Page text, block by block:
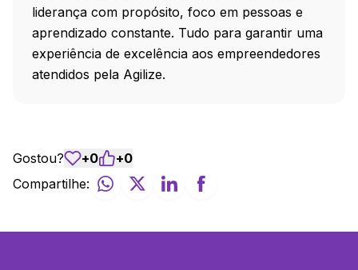
liderança com propósito, foco em pessoas e
aprendizado constante. Tudo para garantir uma
experiência de excelência aos empreendedores
atendidos pela Agilize.
Gostou? +0 +0
Compartilhe: